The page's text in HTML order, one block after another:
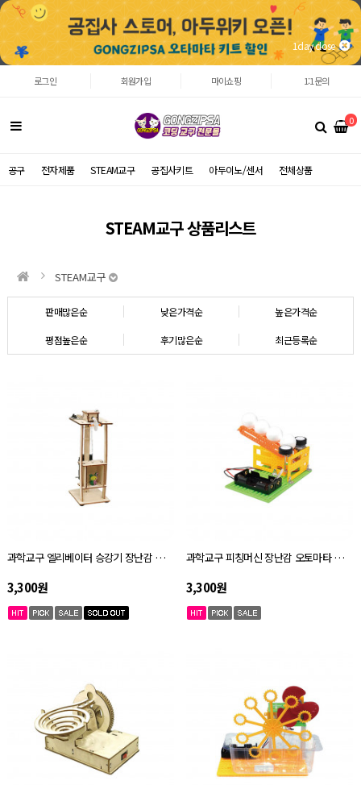
1day close
로그인 회원가입 마이쇼핑 1:1문의
0
공구 전자제품 STEAM교구 공집사키트 아두이노/센서 전체상품
STEAM교구 상품리스트
STEAM교구
판매많은순 낮은가격순 높은가격순
평점높은순 후기많은순 최근등록순
과학교구 엘리베이터 승강기 장난감 오토마타 키트 자체설명서
3,300원
과학교구 피칭머신 장난감 오토마타 키트 자체설명서
3,300원